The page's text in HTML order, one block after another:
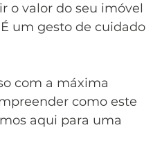
o valor do seu imóvel
um gesto de cuidado
com a máxima
como este
aqui para uma